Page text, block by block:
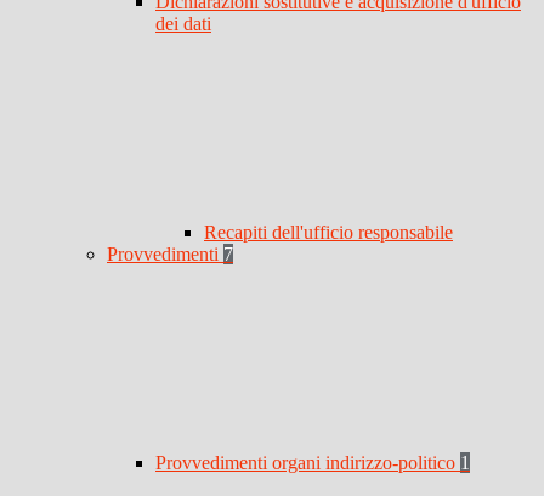
dei dati
Recapiti dell'ufficio responsabile
Provvedimenti 7
Provvedimenti organi indirizzo-politico 1